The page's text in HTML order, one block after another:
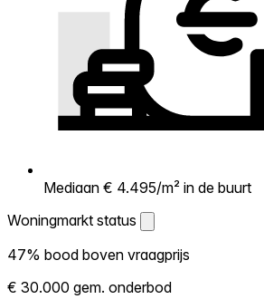
Mediaan € 4.495/m² in de buurt
Woningmarkt status
Woningmarkt status
Laat zien hoe competitief de markt hier is.
47% bood boven vraagprijs
€ 30.000 gem. onderbod